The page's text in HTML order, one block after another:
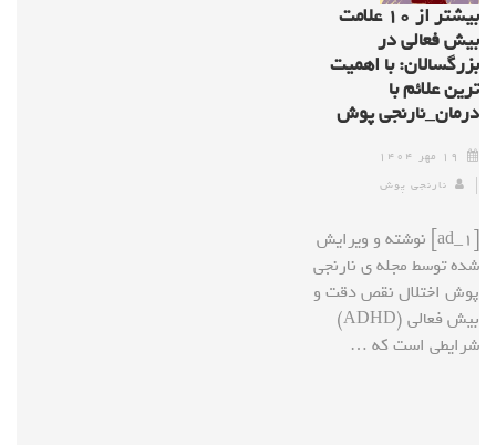
بیشتر از ۱۰ علامت
بیش فعالی در
بزرگسالان: با اهمیت
ترین علائم با
درمان_نارنجی پوش
۱۹ مهر ۱۴۰۴
نارنجی پوش
[ad_1] نوشته و ویرایش
شده توسط مجله ی نارنجی
پوش اختلال نقص دقت و
بیش فعالی (ADHD)
شرایطی است که …